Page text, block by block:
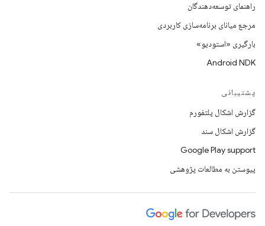
راهنمای توسعه‌دهندگان
مرجع میانای برنامه‌سازی کاربردی
بارگیری «استودیو»
Android NDK
پشتیبانی
گزارش اشکال پلتفورم
گزارش اشکال سند
Google Play support
پیوستن به مطالعات پژوهشی